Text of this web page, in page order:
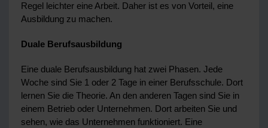
Regel leichter eine Arbeit. Daher ist es von Vorteil, eine
Ausbildung zu machen.
Duale Berufsausbildung
Eine duale Berufsausbildung hat zwei Phasen. Jede
Woche sind Sie 1 oder 2 Tage in einer Berufsschule. Dort
lernen Sie die Theorie. An den anderen Tagen sind Sie in
einem Betrieb oder Unternehmen. Dort arbeiten Sie und
sehen, wie das Unternehmen funktioniert. Eine